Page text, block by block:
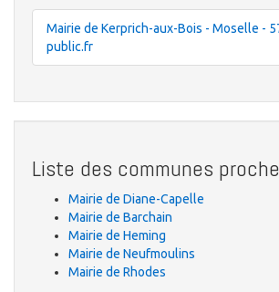
Mairie de Kerprich-aux-Bois - Moselle -
public.fr
Liste des communes
Mairie de Diane-Capelle
Mairie de Barchain
Mairie de Heming
Mairie de Neufmoulins
Mairie de Rhodes